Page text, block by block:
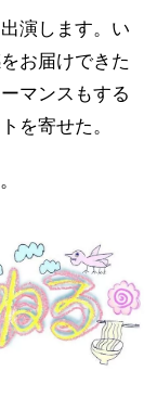
演します。い
お届けできた
マンスもする
を寄せた。